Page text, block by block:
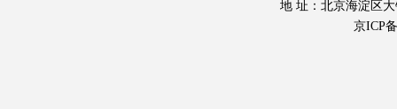
地 址：北京海淀区
京ICP